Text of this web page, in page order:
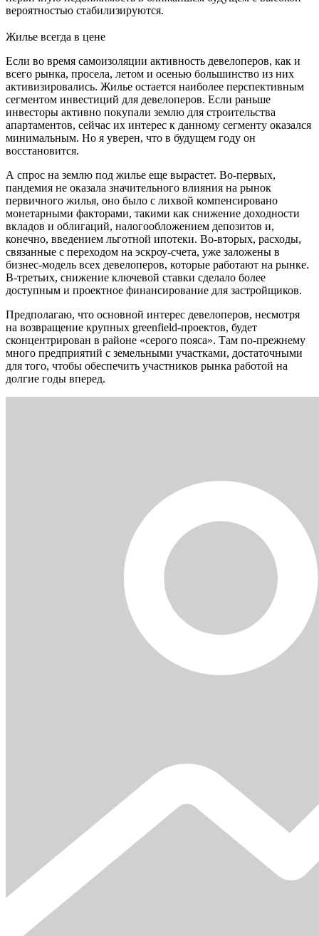
вероятностью стабилизируются.
Жилье всегда в цене
Если во время самоизоляции активность девелоперов, как и
всего рынка, просела, летом и осенью большинство из них
активизировались. Жилье остается наиболее перспективным
сегментом инвестиций для девелоперов. Если раньше
инвесторы активно покупали землю для строительства
апартаментов, сейчас их интерес к данному сегменту оказался
минимальным. Но я уверен, что в будущем году он
восстановится.
А спрос на землю под жилье еще вырастет. Во-первых,
пандемия не оказала значительного влияния на рынок
первичного жилья, оно было с лихвой компенсировано
монетарными факторами, такими как снижение доходности
вкладов и облигаций, налогообложением депозитов и,
конечно, введением льготной ипотеки. Во-вторых, расходы,
связанные с переходом на эскроу-счета, уже заложены в
бизнес-модель всех девелоперов, которые работают на рынке.
В-третьих, снижение ключевой ставки сделало более
доступным и проектное финансирование для застройщиков.
Предполагаю, что основной интерес девелоперов, несмотря
на возвращение крупных greenfield-проектов, будет
сконцентрирован в районе «серого пояса». Там по-прежнему
много предприятий с земельными участками, достаточными
для того, чтобы обеспечить участников рынка работой на
долгие годы вперед.